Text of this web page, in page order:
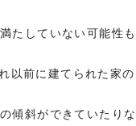
たしていない可能性も
以前に建てられた家の
傾斜ができていたりな